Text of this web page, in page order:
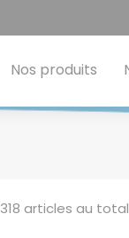
Nos produits
318 articles au total